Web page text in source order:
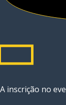
A inscrição no